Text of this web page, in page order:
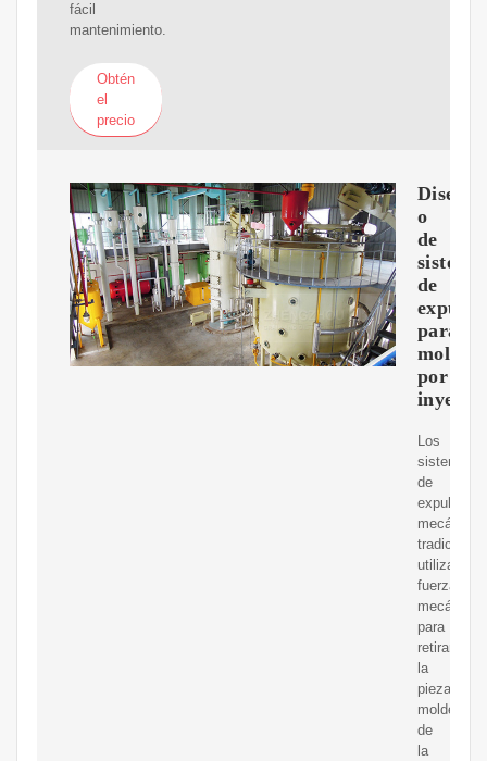
fácil
mantenimiento.
Obtén
el
precio
Dise?
o
de
sistema
de
para
moldeo
por
Los
sistemas
de
expulsión
mecánica
utilizan
fuerza
mecánica
para
retirar
la
pieza
moldeada
de
la